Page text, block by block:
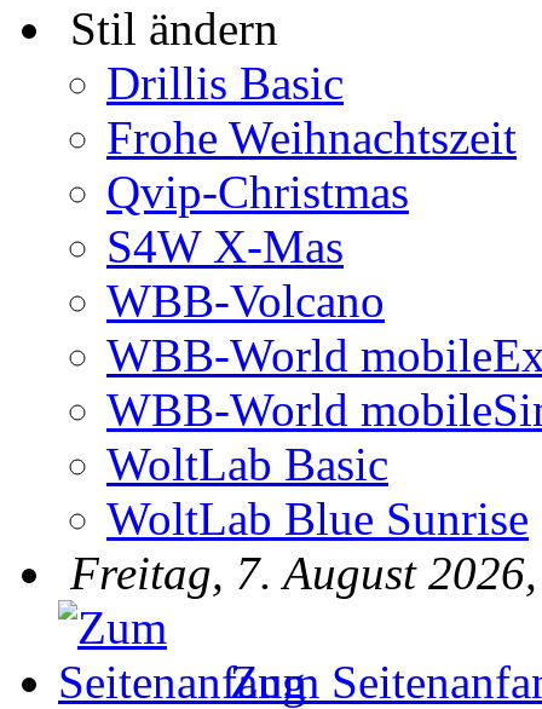
Stil ändern
Drillis Basic
Frohe Weihnachtszeit
Qvip-Christmas
S4W X-Mas
WBB-Volcano
WBB-World
WBB-World
WoltLab Basic
WoltLab Blue Sunrise
Freitag, 7. August
Zum